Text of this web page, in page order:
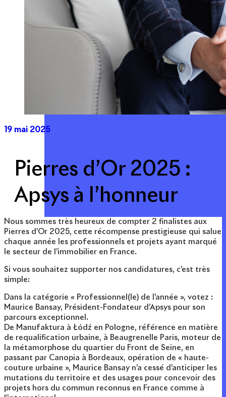
Nos métiers
Apsys Brand Booster
19 mai 2025
Pierres d’Or 2025 :
Apsys à l’honneur
Nous sommes très heureux de compter 2 finalistes aux
Pierres d’Or 2025, cette récompense prestigieuse qui salue
chaque année les professionnels et projets ayant marqué
le secteur de l’immobilier en France.
Si vous souhaitez supporter nos candidatures, c’est très
simple:
Dans la catégorie « Professionnel(le) de l’année », votez :
Maurice Bansay, Président-Fondateur d’Apsys pour son
parcours exceptionnel.
De Manufaktura à Łódź en Pologne, référence en matière
de requalification urbaine, à Beaugrenelle Paris, moteur de
la métamorphose du quartier du Front de Seine, en
passant par Canopia à Bordeaux, opération de « haute-
couture urbaine », Maurice Bansay n’a cessé d’anticiper les
mutations du territoire et des usages pour concevoir des
projets hors du commun reconnus en France comme à